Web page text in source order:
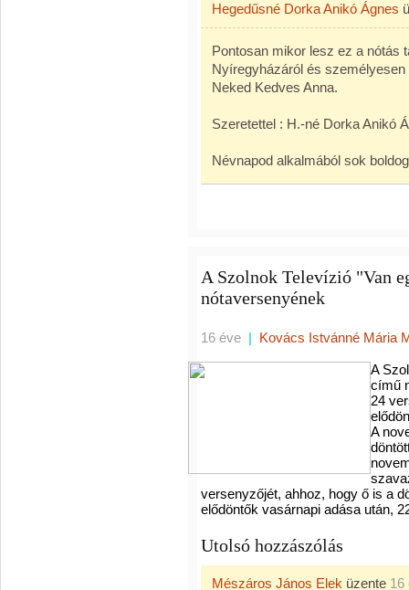
Hegedűsné Dorka Anikó Ágnes
Pontosan mikor lesz ez a nótás
Nyíregyházáról és
Neked Kedves Anna.
Szeretettel : H.-né Dorka Anikó
Névnapod alkalmából sok
A Szolnok Televízió "Van
nótaversenyének
16 éve | Kovács Istvánné Mária
A
című
24
A
versenyzőjét, ahhoz, hogy ő is a
elődöntők vasárnapi adása után,
Utolsó hozzászólás
Mészáros János Elek üzente 16